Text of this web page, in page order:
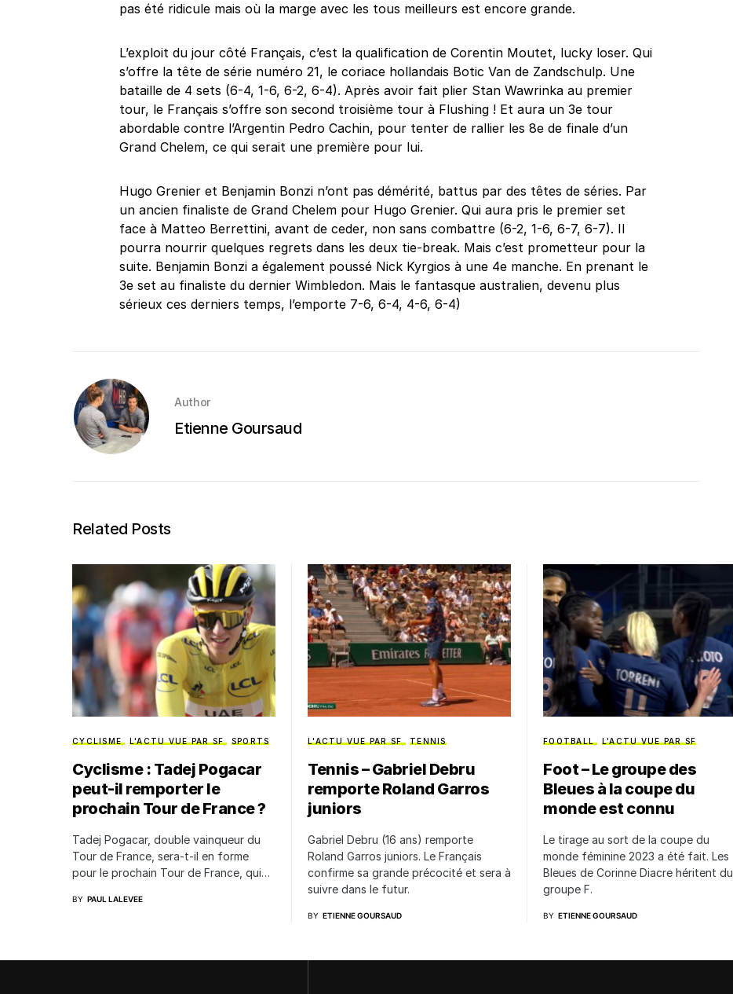
pas été ridicule mais où la marge avec les tous meilleurs est encore grande.
L’exploit du jour côté Français, c’est la qualification de Corentin Moutet, lucky loser. Qui
s’offre la tête de série numéro 21, le coriace hollandais Botic Van de Zandschulp. Une
bataille de 4 sets (6-4, 1-6, 6-2, 6-4). Après avoir fait plier Stan Wawrinka au premier
tour, le Français s’offre son second troisième tour à Flushing ! Et aura un 3e tour
abordable contre l’Argentin Pedro Cachin, pour tenter de rallier les 8e de finale d’un
Grand Chelem, ce qui serait une première pour lui.
Hugo Grenier et Benjamin Bonzi n’ont pas démérité, battus par des têtes de séries. Par
un ancien finaliste de Grand Chelem pour Hugo Grenier. Qui aura pris le premier set
face à Matteo Berrettini, avant de ceder, non sans combattre (6-2, 1-6, 6-7, 6-7). Il
pourra nourrir quelques regrets dans les deux tie-break. Mais c’est prometteur pour la
suite. Benjamin Bonzi a également poussé Nick Kyrgios à une 4e manche. En prenant le
3e set au finaliste du dernier Wimbledon. Mais le fantasque australien, devenu plus
sérieux ces derniers temps, l’emporte 7-6, 6-4, 4-6, 6-4)
Author
Etienne Goursaud
Related Posts
CYCLISME L'ACTU VUE PAR SF SPORTS
Cyclisme : Tadej Pogacar
peut-il remporter le
prochain Tour de France ?
Tadej Pogacar, double vainqueur du
Tour de France, sera-t-il en forme
pour le prochain Tour de France, qui…
BY PAUL LALEVEE
L'ACTU VUE PAR SF TENNIS
Tennis – Gabriel Debru
remporte Roland Garros
juniors
Gabriel Debru (16 ans) remporte
Roland Garros juniors. Le Français
confirme sa grande précocité et sera à
suivre dans le futur.
BY ETIENNE GOURSAUD
FOOTBALL L'ACTU VUE PAR SF
Foot – Le groupe des
Bleues à la coupe du
monde est connu
Le tirage au sort de la coupe du
monde féminine 2023 a été fait. Les
Bleues de Corinne Diacre héritent du
groupe F.
BY ETIENNE GOURSAUD